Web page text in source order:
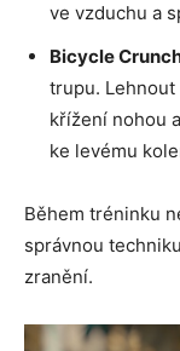
ve vzduchu a
Bicycle
trupu. Lehnout
křížení nohou
ke levému
Během tréninku
správnou
zranění.